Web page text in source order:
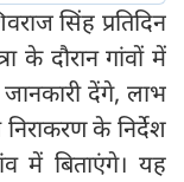
सिंह प्रतिदिन
के दौरान गांवों में
देंगे, लाभ
के निर्देश
में बिताएंगे। यह